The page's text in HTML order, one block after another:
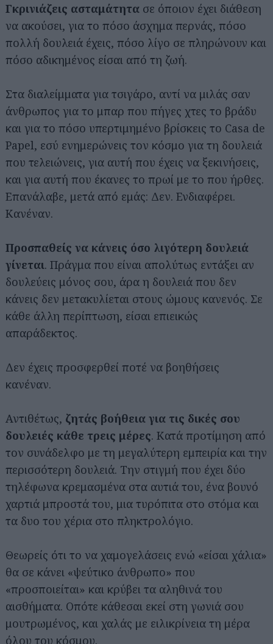
Γκρινιάζεις ασταμάτητα σε όποιον έχει διάθεση
να ακούσει, για το πόσο άσχημα περνάς, πόσο
πολλή δουλειά έχεις, πόσο λίγο σε πληρώνουν και
πόσο αδικημένος είσαι από τη ζωή.
Στα διαλείμματα για τσιγάρο, αντί να μιλάς σαν
άνθρωπος για το μπαρ που πήγες χτες το βράδυ
και για το πόσο υπερτιμημένο βρίσκεις το Casa de
Papel, εσύ ενημερώνεις τον κόσμο για τη δουλειά
που τελειώνεις, για αυτή που έχεις να ξεκινήσεις,
και για αυτή που έκανες το πρωί με το που ήρθες.
Επανάλαβε, μετά από εμάς: Δεν. Ενδιαφέρει.
Κανέναν.
Προσπαθείς να κάνεις όσο λιγότερη δουλειά
γίνεται. Πράγμα που είναι απολύτως εντάξει αν
δουλεύεις μόνος σου, άρα η δουλειά που δεν
κάνεις δεν μετακυλίεται στους ώμους κανενός. Σε
κάθε άλλη περίπτωση, είσαι επιεικώς
απαράδεκτος.
Δεν έχεις προσφερθεί ποτέ να βοηθήσεις
κανέναν.
Αντιθέτως, ζητάς βοήθεια για τις δικές σου
δουλειές κάθε τρεις μέρες. Κατά προτίμηση από
τον συνάδελφο με τη μεγαλύτερη εμπειρία και την
περισσότερη δουλειά. Την στιγμή που έχει δύο
τηλέφωνα κρεμασμένα στα αυτιά του, ένα βουνό
χαρτιά μπροστά του, μια τυρόπιτα στο στόμα και
τα δυο του χέρια στο πληκτρολόγιο.
Θεωρείς ότι το να χαμογελάσεις ενώ «είσαι χάλια»
θα σε κάνει «ψεύτικο άνθρωπο» που
«προσποιείται» και κρύβει τα αληθινά του
αισθήματα. Οπότε κάθεσαι εκεί στη γωνιά σου
μουτρωμένος, και χαλάς με ειλικρίνεια τη μέρα
όλου του κόσμου.